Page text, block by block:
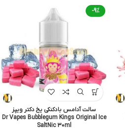
-9%
سالت آدامس بادکنکی یخ دکتر ویپز
Dr Vapes Bubblegum Kings Original Ice
SaltNic 30ml